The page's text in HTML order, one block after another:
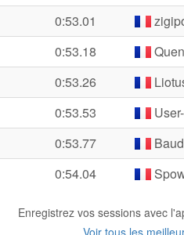
0:53.01
0:53.18
0:53.26
0:53.53
0:53.77
0:54.04
Enregistrez vos sessions avec
Voir tous les